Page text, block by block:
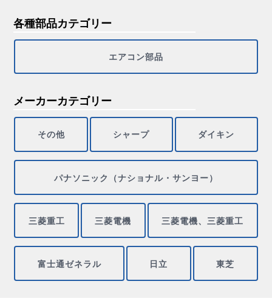
各種部品カテゴリー
エアコン部品
メーカーカテゴリー
その他 シャープ ダイキン
パナソニック（ナショナル・サンヨー）
三菱重工 三菱電機 三菱電機、三菱重工
富士通ゼネラル 日立 東芝